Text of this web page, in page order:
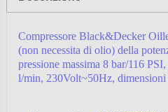
Compressore Black&Decker
(non necessita di olio) della
pressione massima 8 bar/116
l/min, 230Volt~50Hz,